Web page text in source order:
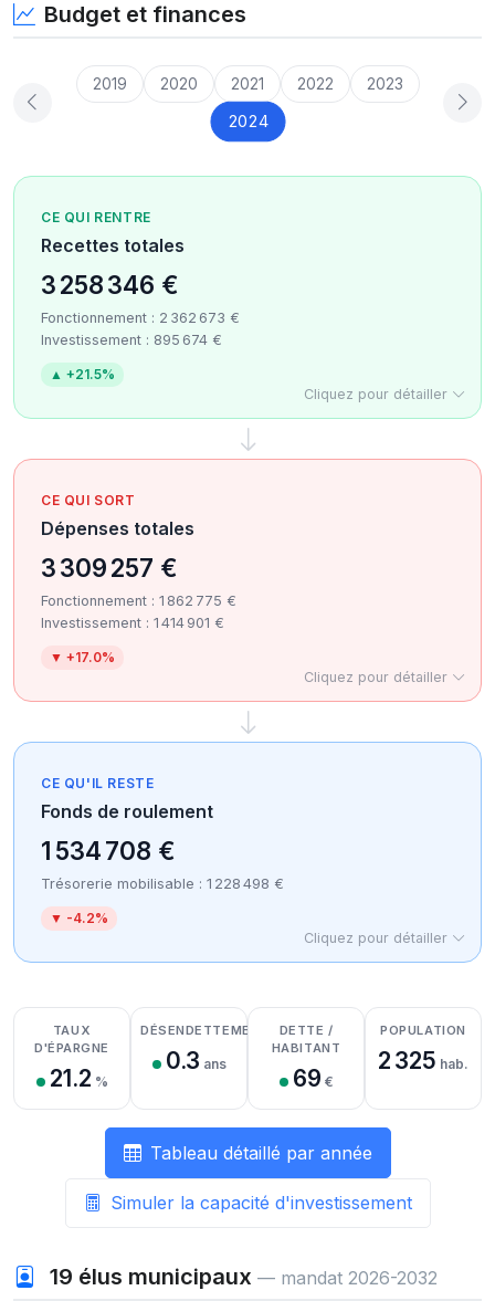
Budget et finances
2019 2020 2021 2022 2023
2024
CE QUI RENTRE
Recettes totales
3 258 346 €
Fonctionnement : 2 362 673 €
Investissement : 895 674 €
▲ +21.5%
Cliquez pour détailler
CE QUI SORT
Dépenses totales
3 309 257 €
Fonctionnement : 1 862 775 €
Investissement : 1 414 901 €
▼ +17.0%
Cliquez pour détailler
CE QU'IL RESTE
Fonds de roulement
1 534 708 €
Trésorerie mobilisable : 1 228 498 €
▼ -4.2%
Cliquez pour détailler
Détail des recettes
Détail des dépenses
Détail de la trésorerie
TAUX
D'ÉPARGNE
21.2 %
DÉSENDETTEMENT
0.3 ans
DETTE /
HABITANT
69 €
POPULATION
2 325 hab.
Tableau détaillé par année
Simuler la capacité d'investissement
19 élus municipaux — mandat 2026-2032